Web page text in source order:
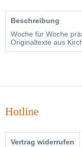
Beschreibung
Woche für Woche
Originaltexte aus
Hotline
Vertrag widerrufen